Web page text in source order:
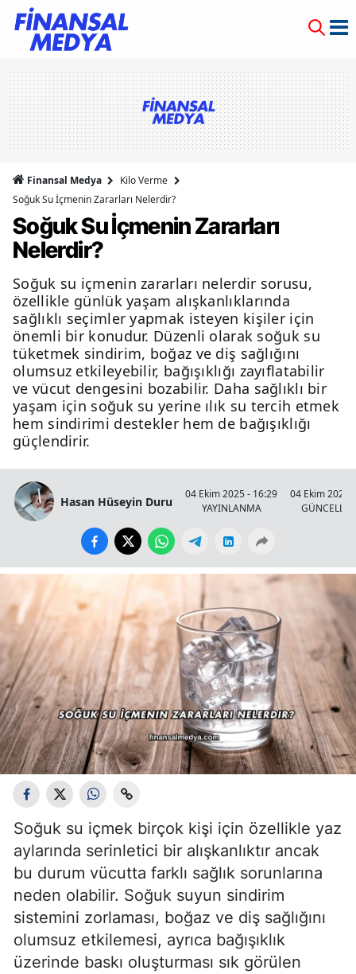
Finansal Medya
Kilo Verme
Soğuk Su İçmenin Zararları Nelerdir?
Soğuk Su İçmenin Zararları
Nelerdir?
Soğuk su içmenin zararları nelerdir sorusu,
özellikle günlük yaşam alışkanlıklarında
sağlıklı seçimler yapmak isteyen kişiler için
önemli bir konudur. Düzenli olarak soğuk su
tüketmek sindirim, boğaz ve diş sağlığını
olumsuz etkileyebilir, bağışıklığı zayıflatabilir
ve vücut dengesini bozabilir. Daha sağlıklı bir
yaşam için soğuk su yerine ılık su tercih etmek
hem sindirimi destekler hem de bağışıklığı
güçlendirir.
Hasan Hüseyin Duru
04 Ekim 2025 - 16:29
YAYINLANMA
04 Ekim 2025
Soğuk su içmek birçok kişi için özellikle yaz
aylarında serinletici bir alışkanlıktır ancak
bu durum vücutta farklı sağlık sorunlarına
neden olabilir. Soğuk suyun sindirim
sistemini zorlaması, boğaz ve diş sağlığını
olumsuz etkilemesi, ayrıca bağışıklık
üzerinde baskı oluşturması sık görülen